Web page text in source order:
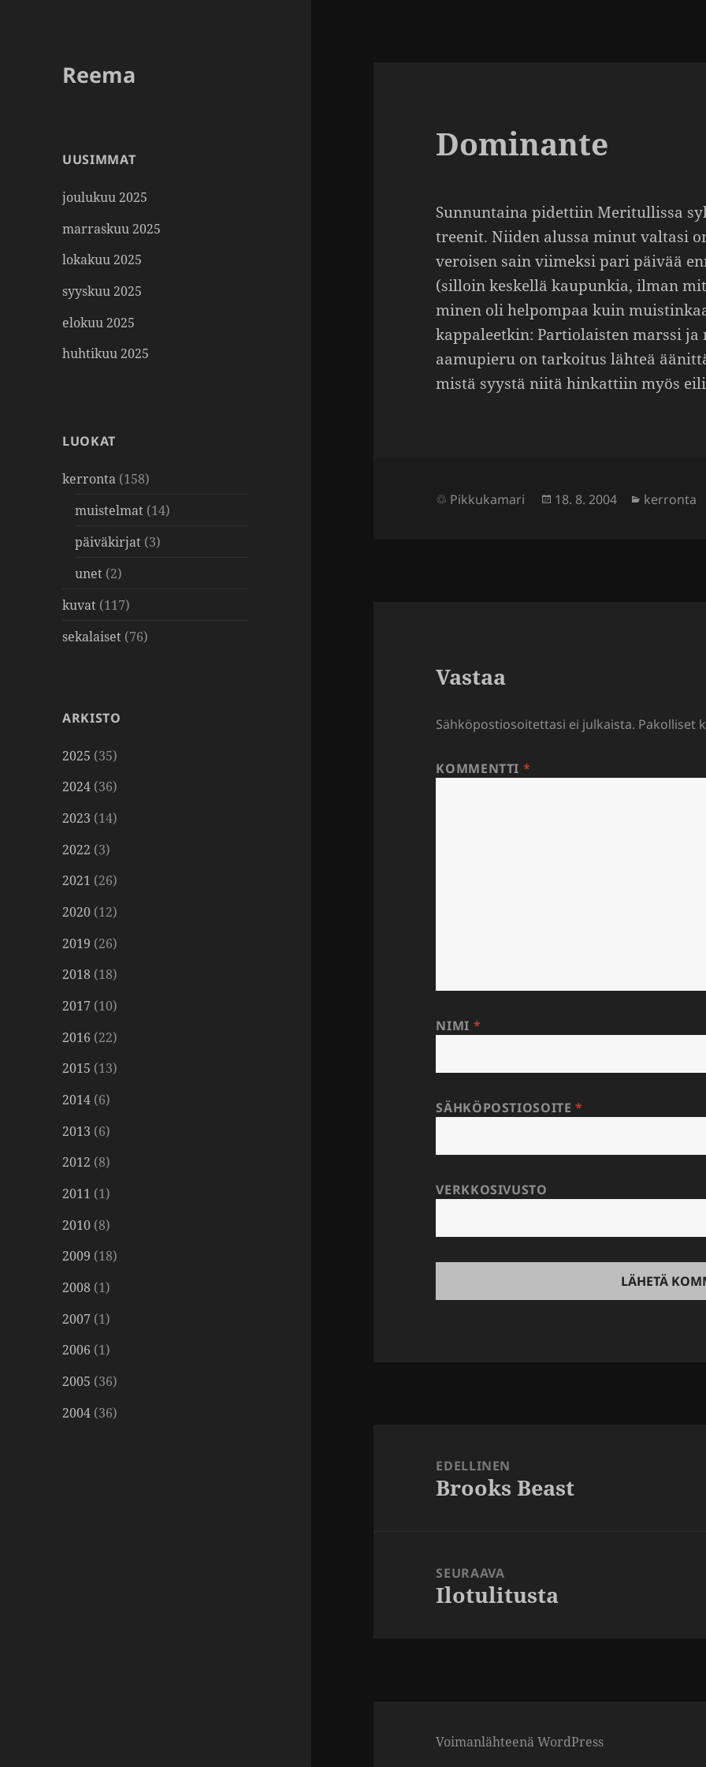
Reema
UUSIMMAT
joulukuu 2025
marraskuu 2025
lokakuu 2025
syyskuu 2025
elokuu 2025
huhtikuu 2025
LUOKAT
kerronta (158)
muistelmat (14)
päiväkirjat (3)
unet (2)
kuvat (117)
sekalaiset (76)
ARKISTO
2025 (35)
2024 (36)
2023 (14)
2022 (3)
2021 (26)
2020 (12)
2019 (26)
2018 (18)
2017 (10)
2016 (22)
2015 (13)
2014 (6)
2013 (6)
2012 (8)
2011 (1)
2010 (8)
2009 (18)
2008 (1)
2007 (1)
2006 (1)
2005 (36)
2004 (36)
Dominante
Sunnun­taina pidet­tiin Meri­tul­lissa
treenit. Niiden alussa minut valtasi
veroisen sain viimeksi pari päivää
(silloin keskellä kaupunkia, ilman
minen oli helpompaa kuin
kappa­leetkin: Partio­laisten marssi
aamu­pieru on tarkoitus lähteä
mistä syystä niitä hinkat­tiin myös
Pikkukamari Julkaistu
18. 8. 2004 Kategoriat
kerronta
Vastaa
Sähköpostiosoitettasi ei julkaista. Pakolliset
KOMMENTTI *
NIMI *
SÄHKÖPOSTIOSOITE*
VERKKOSIVUSTO
EDELLINEN
Edellinen
Brooks Beast
SEURAAVA
Seuraava
Ilotulitusta
Voimanlähteenä WordPress